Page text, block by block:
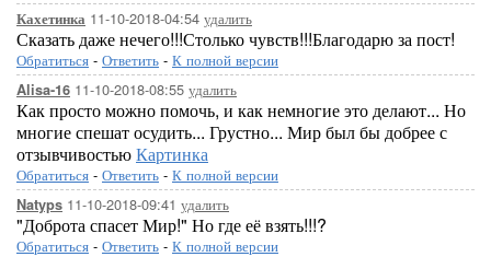
Кахетинка 11-10-2018-04:54 удалить
Сказать даже нечего!!!Столько чувств!!!Благодарю за пост!
Обратиться - Ответить - К полной версии
Alisa-16 11-10-2018-08:55 удалить
Как просто можно помочь, и как немногие это делают... Но
многие спешат осудить... Грустно... Мир был бы добрее с
отзывчивостьюКартинка
Обратиться - Ответить - К полной версии
Natyps 11-10-2018-09:41 удалить
"Доброта спасет Мир!" Но где её взять!!!?
Обратиться - Ответить - К полной версии